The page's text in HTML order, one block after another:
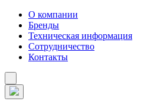
О компании
Бренды
Техническая информация
Сотрудничество
Контакты